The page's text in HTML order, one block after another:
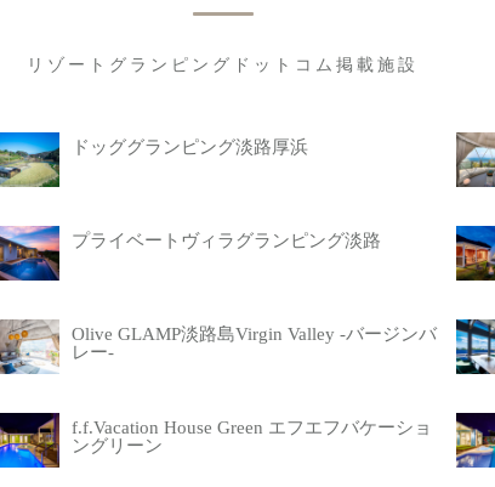
リゾートグランピングドットコム掲載施設
ドッググランピング淡路厚浜
プライベートヴィラグランピング淡路
Olive GLAMP淡路島Virgin Valley -バージンバ
レー-
f.f.Vacation House Green エフエフバケーショ
ングリーン